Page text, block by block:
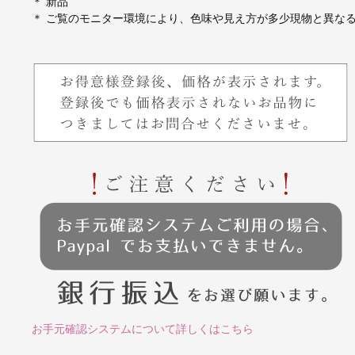
＊ ご覧のモニター環境により、色味や見え方が多少現物と異な
お手元確認システムについて詳しくはこちら